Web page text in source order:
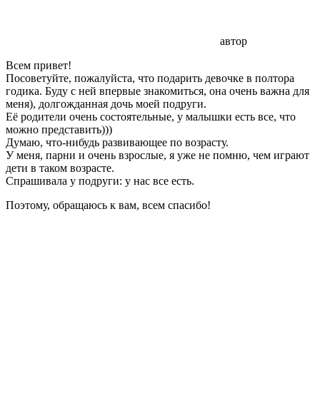
автор
Всем привет!
Посоветуйте, пожалуйста, что подарить девочке в полтора
годика. Буду с ней впервые знакомиться, она очень важна для
меня), долгожданная дочь моей подруги.
Её родители очень состоятельные, у малышки есть все, что
можно представить)))
Думаю, что-нибудь развивающее по возрасту.
У меня, парни и очень взрослые, я уже не помню, чем играют
дети в таком возрасте.
Спрашивала у подруги: у нас все есть.
Поэтому, обращаюсь к вам, всем спасибо!